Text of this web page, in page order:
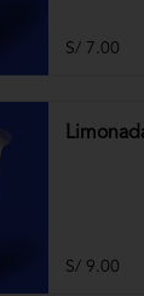
S/ 7.00
S/ 9.00